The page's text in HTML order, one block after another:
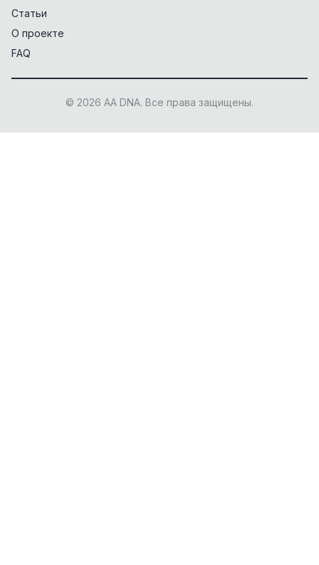
Статьи
О проекте
FAQ
© 2026 AA DNA. Все права защищены.